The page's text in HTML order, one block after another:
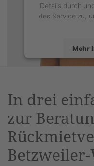
Details durch
des Service zu,
Mehr
In drei
zur